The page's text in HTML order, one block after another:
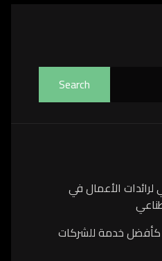
Search
لرائدات الأعمال في
كأفضل خدمة للشركات